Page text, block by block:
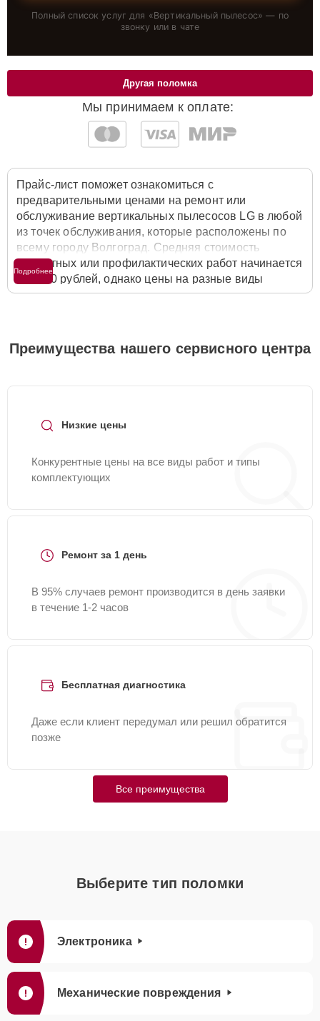
Полный список услуг для «Вертикальный пылесос» — по
звонку или в чате
Мы принимаем к оплате:
Другая поломка
Прайс-лист поможет ознакомиться с
предварительными ценами на ремонт или
обслуживание вертикальных пылесосов LG в любой
из точек обслуживания, которые расположены по
всему городу Волгоград. Средняя стоимость
ремонтных или профилактических работ начинается
от 1400 рублей, однако цены на разные виды
комплектующих могут различаться. Полную
службы заботы о клиентах. Для расчета итоговой
стоимости ремонта вертикального пылесоса
Подробнее
Преимущества нашего сервисного центра
Низкие цены
Конкурентные цены на все виды работ и типы
комплектующих
Ремонт за 1 день
В 95% случаев ремонт производится в день заявки
в течение 1-2 часов
Бесплатная диагностика
Даже если клиент передумал или решил обратится
позже
Все преимущества
Выберите тип поломки
Электроника
Механические повреждения